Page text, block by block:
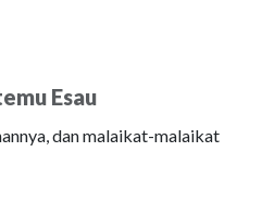
Esau
dan malaikat-malaikat